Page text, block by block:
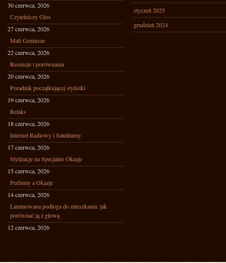
30 czerwca, 2026
Czytelniczy Głos
27 czerwca, 2026
Mali Geniusze
22 czerwca, 2026
Recenzje i porównania
20 czerwca, 2026
Poradnik początkującej stylistki
19 czerwca, 2026
Relaks
18 czerwca, 2026
Internet Radiowy i Satelitarny
17 czerwca, 2026
Stylizacje na Specjalne Okazje
15 czerwca, 2026
Perfumy a Okazje
14 czerwca, 2026
Laminowana podłoga do mieszkania: jak
porównać ją z głową
12 czerwca, 2026
styczeń 2025
grudzień 2024